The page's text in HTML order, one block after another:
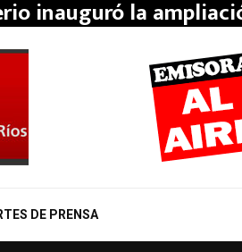
inauguró la
DE PRENSA